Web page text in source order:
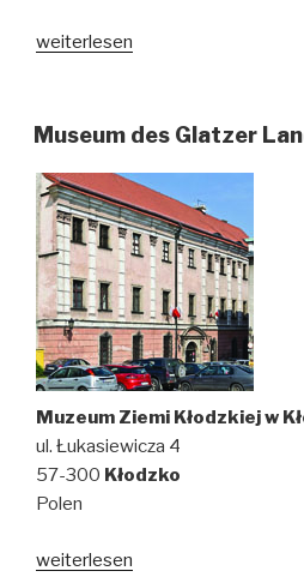
„Andreas
sein
Erbe
in
Kłodzko
(Glatz)
–
Vortrag
von
Joanna
Jakubowicz“
weiterlesen
Museum des Glatzer
Muzeum Ziemi Kłodzkiej w
ul. Łukasiewicza 4
57-300 Kłodzko
Polen
weiterlesen